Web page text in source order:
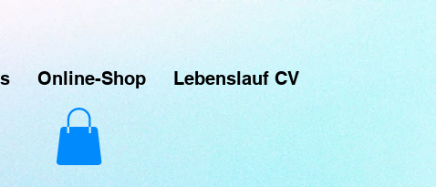
Online-Shop Lebenslauf CV